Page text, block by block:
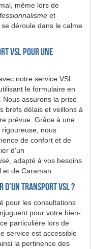
même lors de
et
déroule dans le calme
VSL pour une
notre service VSL.
le formulaire en
Nous assurons la prise
brefs délais et veillons à
prévue. Grâce à une
nous
de confort et de
d'un
, adapté à vos besoins
de Caraman.
d'un transport VSL ?
pour les consultations
pour votre bien-
particulière lors de
service est accessible
la pertinence des